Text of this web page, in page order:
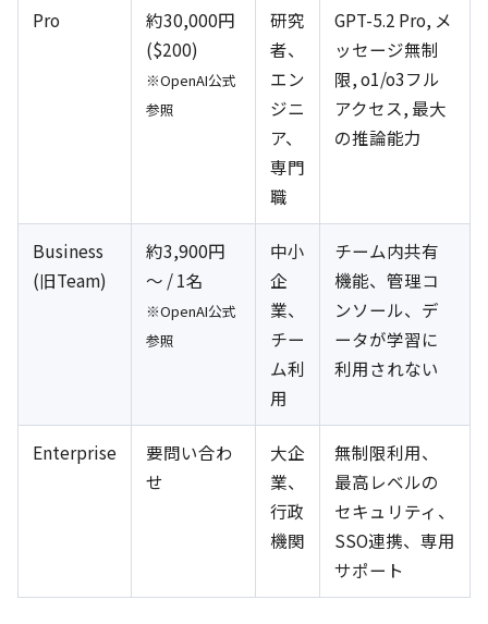
Pro
約30,000円
($200)
※OpenAI公式
参照
研究
者、
エン
ジニ
ア、
専門
職
GPT-5.2 Pro, メ
ッセージ無制
限, o1/o3フル
アクセス, 最大
の推論能力
Business
(旧Team)
約3,900円
～ / 1名
※OpenAI公式
参照
中小
企
業、
チー
ム利
用
チーム内共有
機能、管理コ
ンソール、デ
ータが学習に
利用されない
Enterprise
要問い合わ
せ
大企
業、
行政
機関
無制限利用、
最高レベルの
セキュリティ、
SSO連携、専用
サポート